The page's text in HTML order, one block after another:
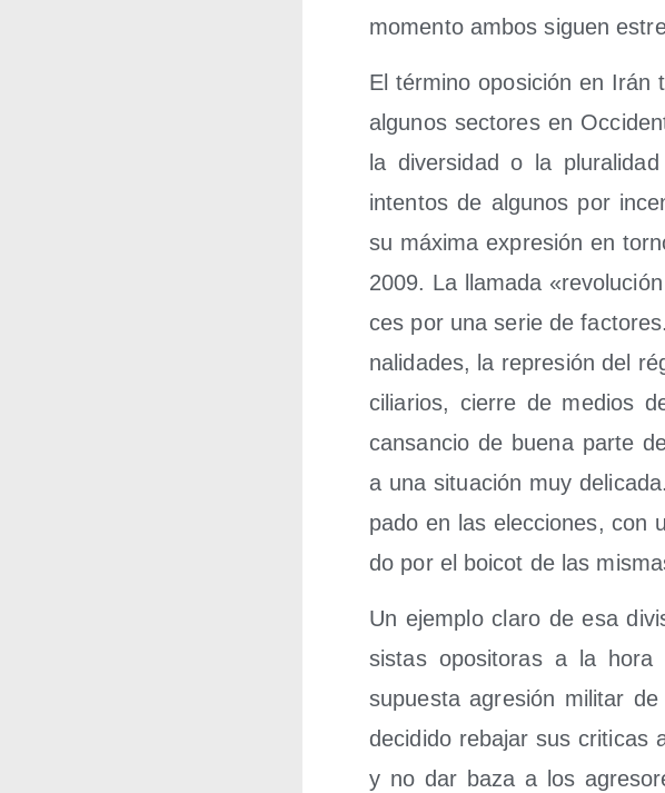
momen­to ambos siguen
El tér­mino opo­si­ción en Irán
algu­nos sec­to­res en
la diver­si­dad o la
inten­tos de algu­nos por
su máxi­ma expre­sión en
2009. La lla­ma­da
ces por una serie de
na­li­da­des, la repre­sión del
ci­lia­rios, cie­rre de medios
can­san­cio de bue­na par­te
a una situa­ción muy
pa­do en las elec­cio­nes, con
do por el boi­cot de las
Un ejem­plo cla­ro de esa
sis­tas opo­si­to­ras a la hora
supues­ta agre­sión mili­tar
deci­di­do reba­jar sus cri­ti­cas
y no dar baza a los